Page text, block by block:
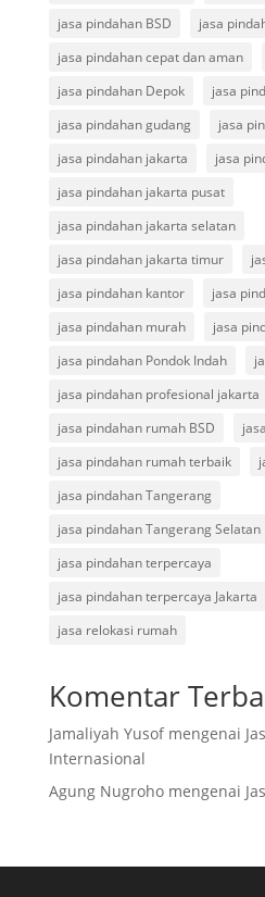
jasa pindahan BSD
jasa
jasa pindahan cepat dan aman
jasa pindahan Depok
jasa
jasa pindahan gudang
jasa
jasa pindahan jakarta
jasa
jasa pindahan jakarta pusat
jasa pindahan jakarta selatan
jasa pindahan jakarta timur
jasa pindahan kantor
jasa
jasa pindahan murah
jasa
jasa pindahan Pondok Indah
jasa pindahan profesional jakarta
jasa pindahan rumah BSD
jasa pindahan rumah terbaik
jasa pindahan Tangerang
jasa pindahan Tangerang Selatan
jasa pindahan terpercaya
jasa pindahan terpercaya Jakarta
jasa relokasi rumah
Komentar
Jamaliyah Yusofmengenai
Internasional
Agung Nugrohomengenai